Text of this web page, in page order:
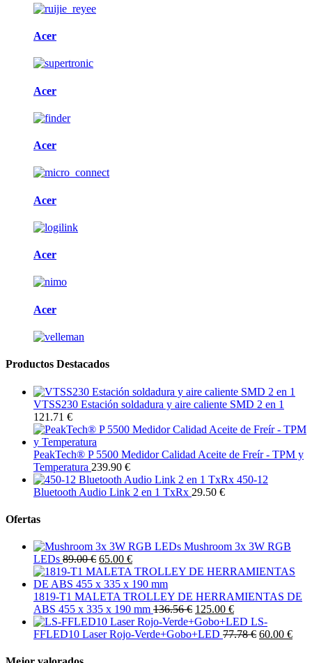
Acer
Acer
Acer
Acer
Acer
Acer
Productos Destacados
VTSS230 Estación soldadura y aire caliente SMD 2 en 1
121.71 €
PeakTech® P 5500 Medidor Calidad Aceite de Freír - TPM y
Temperatura 239.90 €
450-12
Bluetooth Audio Link 2 en 1 TxRx 29.50 €
Ofertas
Mushroom 3x 3W RGB
LEDs 89.00 € 65.00 €
1819-T1 MALETA TROLLEY DE HERRAMIENTAS DE
ABS 455 x 335 x 190 mm 136.56 € 125.00 €
LS-
FFLED10 Laser Rojo-Verde+Gobo+LED 77.78 € 60.00 €